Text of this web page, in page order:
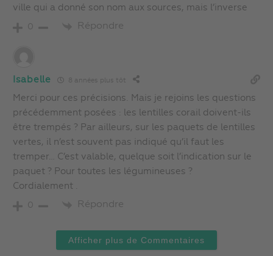
ville qui a donné son nom aux sources, mais l’inverse
0 Répondre
Isabelle 8 années plus tôt
Merci pour ces précisions. Mais je rejoins les questions
précédemment posées : les lentilles corail doivent-ils
être trempés ? Par ailleurs, sur les paquets de lentilles
vertes, il n’est souvent pas indiqué qu’il faut les
tremper… C’est valable, quelque soit l’indication sur le
paquet ? Pour toutes les légumineuses ?
Cordialement .
0 Répondre
Afficher plus de Commentaires